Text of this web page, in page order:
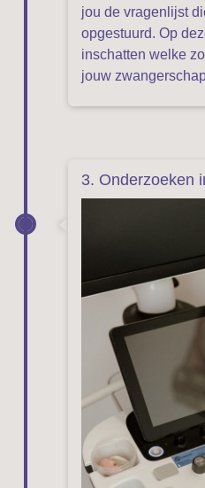
jou de vragenlijst
opgestuurd. Op
inschatten welke
jouw
3. Onderzoeken